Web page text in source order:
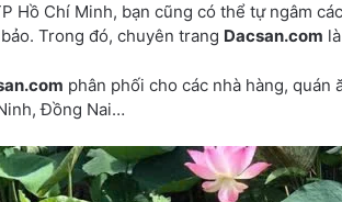
Hồ Chí Minh, bạn cũng có thể tự ngâm
Trong đó, chuyên trang Dacsan.com
phân phối cho các nhà hàng, quán
Đồng Nai…